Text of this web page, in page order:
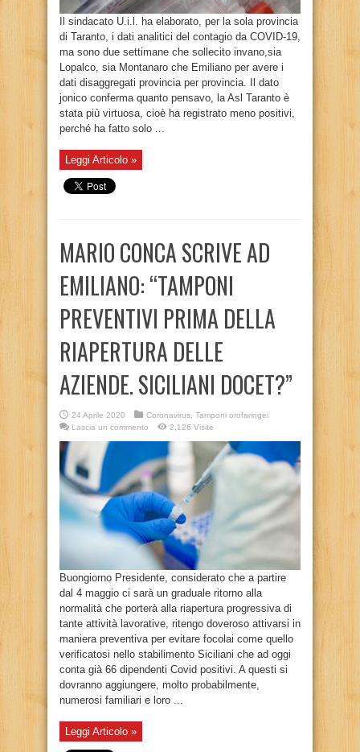
Il sindacato U.i.l. ha elaborato, per la sola provincia
di Taranto, i dati analitici del contagio da COVID-19,
ma sono due settimane che sollecito invano,sia
Lopalco, sia Montanaro che Emiliano per avere i
dati disaggregati provincia per provincia. Il dato
jonico conferma quanto pensavo, la Asl Taranto è
stata più virtuosa, cioè ha registrato meno positivi,
perché ha fatto solo ...
Leggi Articolo »
MARIO CONCA SCRIVE AD
EMILIANO: “TAMPONI
PREVENTIVI PRIMA DELLA
RIAPERTURA DELLE
AZIENDE. SICILIANI DOCET?”
24 Aprile 2020 Coronavirus Tamponi orofaringei
Lascia un commento
2,126 Visite
Buongiorno Presidente, considerato che a partire
dal 4 maggio ci sarà un graduale ritorno alla
normalità che porterà alla riapertura progressiva di
tante attività lavorative, ritengo doveroso attivarsi in
maniera preventiva per evitare focolai come quello
verificatosi nello stabilimento Siciliani che ad oggi
conta già 66 dipendenti Covid positivi. A questi si
dovranno aggiungere, molto probabilmente,
numerosi familiari e loro ...
Leggi Articolo »